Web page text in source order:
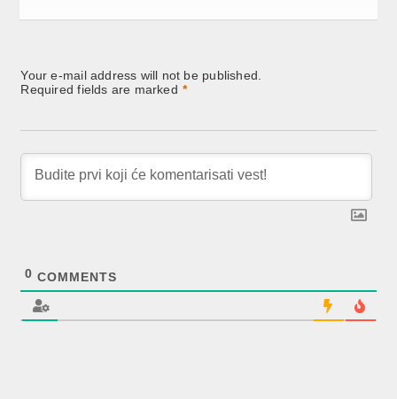
Your e-mail address will not be published.
Required fields are marked *
0 COMMENTS